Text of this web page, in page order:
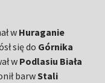
w Huraganie
się do Górnika
w Podlasiu Biała
barwStali